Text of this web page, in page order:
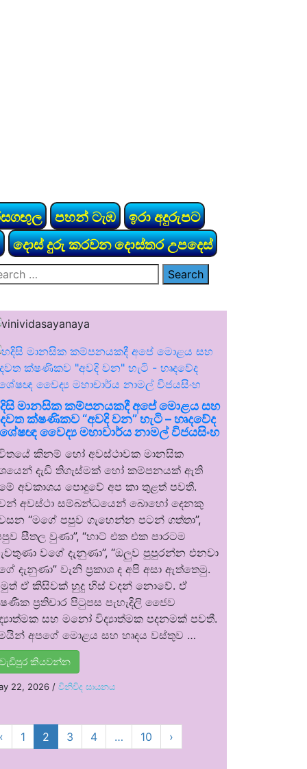
පහන් ටැඹ
ඉරා අදුරුපට
දොස් දුරු කරවන දොස්තර උපදෙස්
මානසික කම්පනයකදී අපේ මොළය සහ
ක්ෂණිකව “අවදි වන” හැටි – හෘදවේද
වෛද්‍ය මහාචාර්ය නාමල් විජයසිංහ
කිනම් හෝ අවස්ථාවක මානසික
දැඩි තිගැස්මක් හෝ කම්පනයක් ඇති
අවකාශය පොදුවේ අප කා තුළත් පවතී.
අවස්ථා සම්බන්ධයෙන් බොහෝ දෙනකු
“මගේ පපුව ගැහෙන්න පටන් ගත්තා”,
සීතල වුණා”, “හාට් එක එක පාරටම
වගේ දැනුණා”, “ඔලුව පුපුරන්න එනවා
දැනුණා” වැනි ප්‍රකාශ ද අපි අසා ඇත්තෙමු.
ඒ කිසිවක් හුදු හිස් වදන් නොවේ. ඒ
ප්‍රතිචාර පිටුපස පැහැදිලි ජෛව
සහ මනෝ විද්‍යාත්මක පදනමක් පවතී.
අපගේ මොළය සහ හෘදය වස්තුව …
වැඩිපුර කියවන්න
22, 2026 / විනිවිද සායනය
‹ 1 2 3 4 … 10 ›